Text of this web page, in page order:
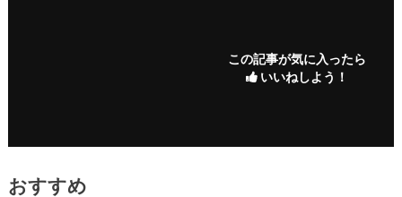
この記事が気に入ったら
いいねしよう！
おすすめ